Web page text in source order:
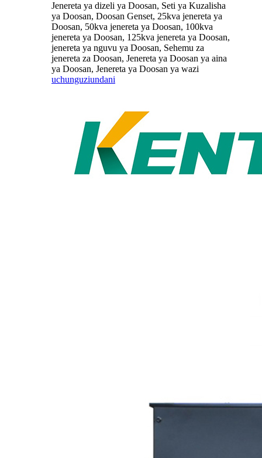
Jenereta ya dizeli ya Doosan, Seti ya Kuzalisha
ya Doosan, Doosan Genset, 25kva jenereta ya
Doosan, 50kva jenereta ya Doosan, 100kva
jenereta ya Doosan, 125kva jenereta ya Doosan,
jenereta ya nguvu ya Doosan, Sehemu za
jenereta za Doosan, Jenereta ya Doosan ya aina
ya Doosan, Jenereta ya Doosan ya wazi
uchunguziundani